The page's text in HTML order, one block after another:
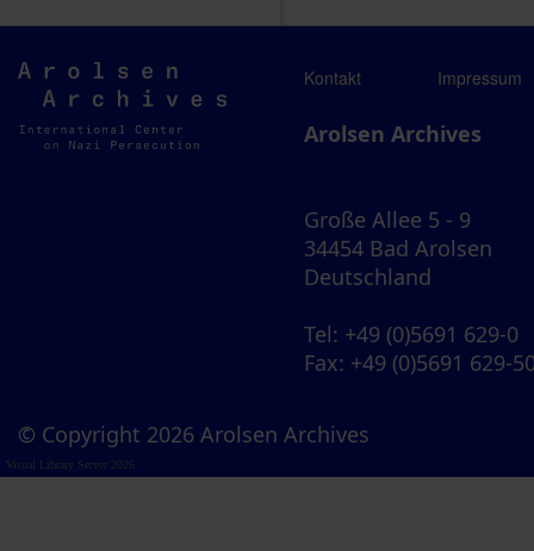
Arolsen
Archives
Kontakt Impressum
Arolsen Archives
Große Allee 5 - 9
34454 Bad Arolsen
Deutschland
Tel: +49 (0)5691 629-0
Fax: +49 (0)5691 629-
© Copyright 2026 Arolsen Archives
Visual Library Server 2026